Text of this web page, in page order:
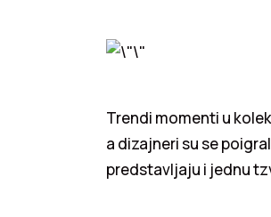
Trendi momenti u
a dizajneri su se
predstavljaju i jednu